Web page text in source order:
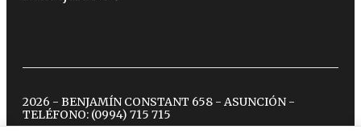
2026 - BENJAMÍN CONSTANT 658 - ASUNCIÓN -
TELÉFONO: (0994) 715 715